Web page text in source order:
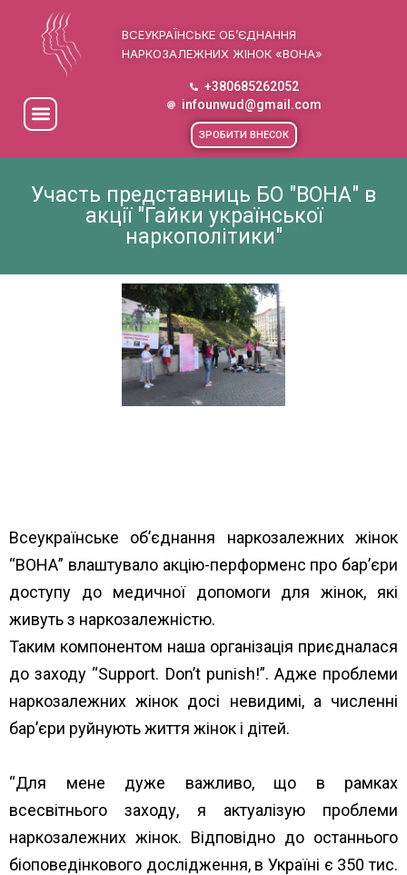
ВСЕУКРАЇНСЬКЕ ОБ’ЄДНАННЯ
НАРКОЗАЛЕЖНИХ ЖІНОК «ВОНА»
+380685262052
infounwud@gmail.com
ЗРОБИТИ ВНЕСОК
Участь представниць БО "ВОНА" в
акції "Гайки української
наркополітики"
Всеукраїнське об’єднання наркозалежних жінок
“ВОНА” влаштувало акцію-перформенс про бар’єри
доступу до медичної допомоги для жінок, які
живуть з наркозалежністю.
Таким компонентом наша організація приєдналася
до заходу “Support. Don’t punish!”. Адже проблеми
наркозалежних жінок досі невидимі, а численні
бар’єри руйнують життя жінок і дітей.
“Для мене дуже важливо, що в рамках
всесвітнього заходу, я актуалізую проблеми
наркозалежних жінок. Відповідно до останнього
біоповедінкового дослідження, в Україні є 350 тис.